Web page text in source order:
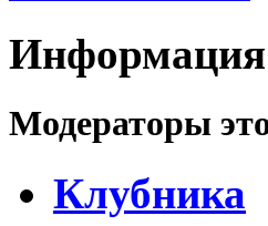
Информация
Модераторы
Клубника